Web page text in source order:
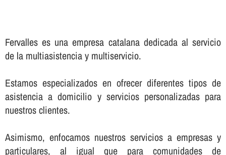
Fervalles es una empresa catalana dedicada al servicio
de la multiasistencia y multiservicio.
Estamos especializados en ofrecer diferentes tipos de
asistencia a domicilio y servicios personalizadas para
nuestros clientes.
Asimismo, enfocamos nuestros servicios a empresas y
particulares, al igual que para comunidades de